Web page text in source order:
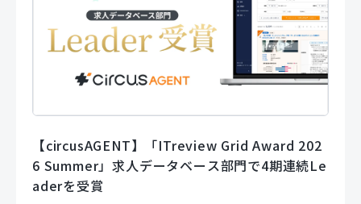
【circusAGENT】「ITreview Grid Award 202
6 Summer」求人データベース部門で4期連続Le
aderを受賞